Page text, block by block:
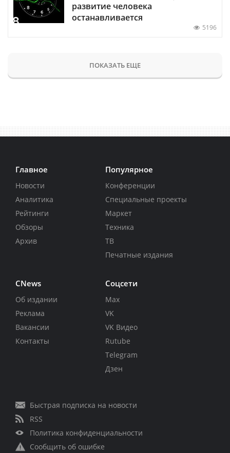
развитие человека
останавливается
5196
ПОКАЗАТЬ ЕЩЕ
Главное
Новости
Аналитика
Рейтинги
Обзоры
Архив
Популярное
Конференции
Специальные проекты
Маркет
Техника
ТВ
Печатные издания
CNews
Об издании
Реклама
Вакансии
Контакты
Соцсети
Max
VK
VK Видео
Rutube
Telegram
Дзен
Быстрая подписка на новости
RSS
Политика конфиденциальности
Сообщить об ошибке